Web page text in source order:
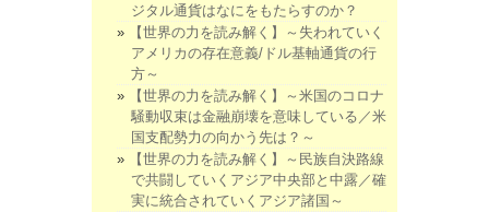
ジタル通貨はなにをもたらすのか？
【世界の力を読み解く】～失われていく
アメリカの存在意義/ドル基軸通貨の行
方～
【世界の力を読み解く】～米国のコロナ
騒動収束は金融崩壊を意味している／米
国支配勢力の向かう先は？～
【世界の力を読み解く】～民族自決路線
で共闘していくアジア中央部と中露／確
実に統合されていくアジア諸国～